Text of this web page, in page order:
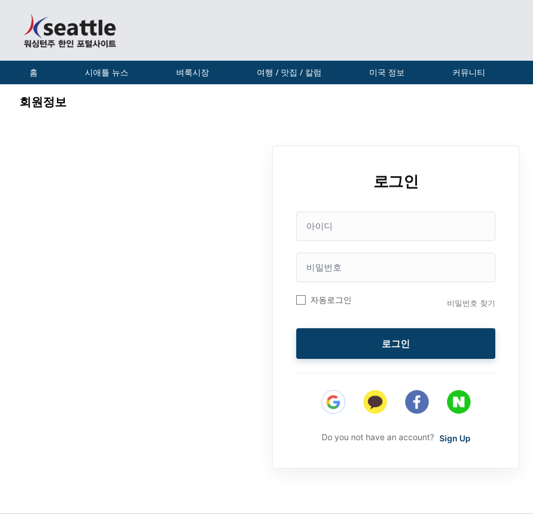
홈 시애틀 뉴스 벼룩시장 여행 / 맛집 / 칼럼 미국 정보 커뮤니티
회원정보
로그인
디
번
호
자동로그인 비밀번호 찾기
로그인
Do you not have an account? Sign Up